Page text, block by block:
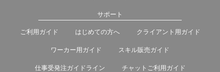
サポート
ご利用ガイド はじめての方へ クライアント用ガイド
ワーカー用ガイド スキル販売ガイド
仕事受発注ガイドライン チャットご利用ガイド